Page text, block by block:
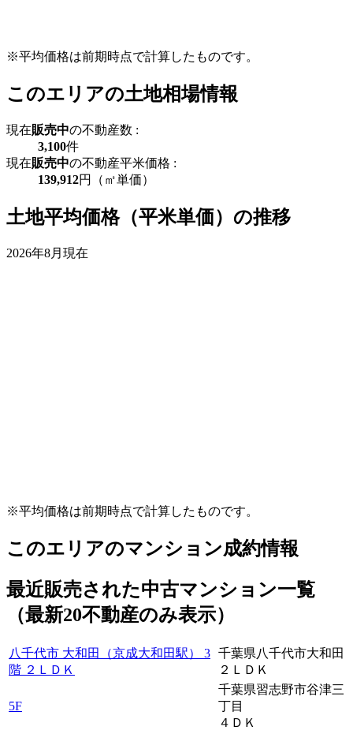
※平均価格は前期時点で計算したものです。
このエリアの土地相場情報
現在販売中の不動産数 :
3,100件
現在販売中の不動産平米価格 :
139,912円（㎡単価）
土地平均価格（平米単価）の推移
2026年8月現在
※平均価格は前期時点で計算したものです。
このエリアのマンション成約情報
最近販売された中古マンション一覧
（最新20不動産のみ表示）
八千代市 大和田（京成大和田駅） 3
階 ２ＬＤＫ
千葉県八千代市大和田
２ＬＤＫ
5F
千葉県習志野市谷津三
丁目
４ＤＫ